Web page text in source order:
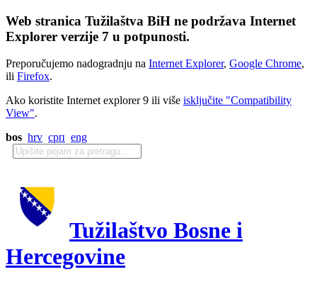
Web stranica Tužilaštva BiH ne podržava Internet
Explorer verzije 7 u potpunosti.
Preporučujemo nadogradnju na Internet Explorer, Google Chrome,
ili Firefox.
Ako koristite Internet explorer 9 ili više isključite "Compatibility
View".
bos hrv срп eng
Tužilaštvo Bosne i
Hercegovine